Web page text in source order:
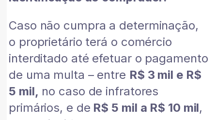
Caso não cumpra a determinação,
o proprietário terá o comércio
interditado até efetuar o pagamento
de uma multa – entre R$ 3 mil e R$
5 mil, no caso de infratores
primários, e de R$ 5 mil a R$ 10 mil,